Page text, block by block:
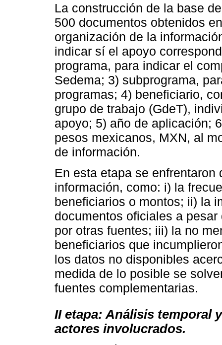
La construcción de la base
500 documentos obtenidos
organización de la
indicar sí el apoyo
programa, para indicar el
Sedema; 3) subprograma,
programas; 4) beneficiario,
grupo de trabajo (GdeT),
apoyo; 5) año de aplicación;
pesos mexicanos, MXN, al
de información.
En esta etapa se
información, como: i) la
beneficiarios o montos; ii) la
documentos oficiales a
por otras fuentes; iii) la no
beneficiarios que
los datos no disponibles
medida de lo posible se
fuentes complementarias.
II etapa: Análisis temporal
actores involucrados.